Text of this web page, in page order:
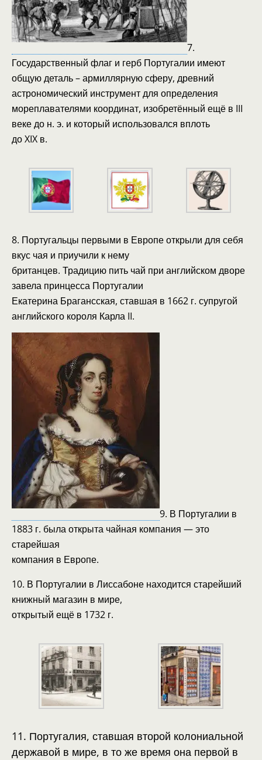
7.
Государственный флаг и герб Португалии имеют
общую деталь – армиллярную сферу, древний
астрономический инструмент для определения
мореплавателями координат, изобретённый ещё в III
веке до н. э. и который использовался вплоть
до XIX в.
8. Португальцы первыми в Европе открыли для себя
вкус чая и приучили к нему
британцев. Традицию пить чай при английском дворе
завела принцесса Португалии
Екатерина Брагансская, ставшая в 1662 г. супругой
английского короля Карла II.
9. В Португалии в
1883 г. была открыта чайная компания — это
старейшая
компания в Европе.
10. В Португалии в Лиссабоне находится старейший
книжный магазин в мире,
открытый ещё в 1732 г.
11. Португалия, ставшая второй колониальной
державой в мире, в то же время она первой в